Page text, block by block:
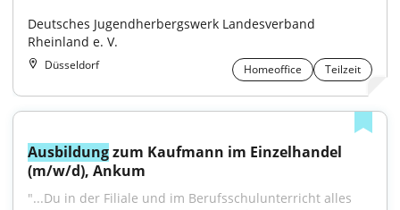
Deutsches Jugendherbergswerk Landesverband
Rheinland e. V.
Düsseldorf Homeoffice Teilzeit
Ausbildung zum Kaufmann im Einzelhandel
(m/w/d), Ankum
"...Du in der Filiale und im Berufsschulunterricht alles